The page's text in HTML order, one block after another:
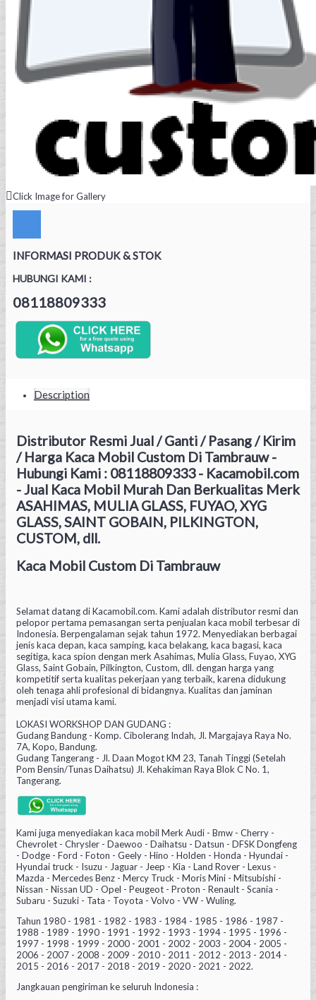
Click Image for Gallery
INFORMASI PRODUK & STOK
HUBUNGI KAMI :
08118809333
Description
Distributor Resmi Jual / Ganti / Pasang / Kirim
/ Harga Kaca Mobil Custom Di Tambrauw -
Hubungi Kami : 08118809333 - Kacamobil.com
- Jual Kaca Mobil Murah Dan Berkualitas Merk
ASAHIMAS, MULIA GLASS, FUYAO, XYG
GLASS, SAINT GOBAIN, PILKINGTON,
CUSTOM, dll.
Kaca Mobil Custom Di Tambrauw
Selamat datang di Kacamobil.com. Kami adalah distributor resmi dan
pelopor pertama pemasangan serta penjualan kaca mobil terbesar di
Indonesia. Berpengalaman sejak tahun 1972. Menyediakan berbagai
jenis kaca depan, kaca samping, kaca belakang, kaca bagasi, kaca
segitiga, kaca spion dengan merk Asahimas, Mulia Glass, Fuyao, XYG
Glass, Saint Gobain, Pilkington, Custom, dll. dengan harga yang
kompetitif serta kualitas pekerjaan yang terbaik, karena didukung
oleh tenaga ahli profesional di bidangnya. Kualitas dan jaminan
menjadi visi utama kami.
LOKASI WORKSHOP DAN GUDANG :
Gudang Bandung - Komp. Cibolerang Indah, Jl. Margajaya Raya No.
7A, Kopo, Bandung.
Gudang Tangerang - Jl. Daan Mogot KM 23, Tanah Tinggi (Setelah
Pom Bensin/Tunas Daihatsu) Jl. Kehakiman Raya Blok C No. 1,
Tangerang.
Kami juga menyediakan kaca mobil Merk Audi - Bmw - Cherry -
Chevrolet - Chrysler - Daewoo - Daihatsu - Datsun - DFSK Dongfeng
- Dodge - Ford - Foton - Geely - Hino - Holden - Honda - Hyundai -
Hyundai truck - Isuzu - Jaguar - Jeep - Kia - Land Rover - Lexus -
Mazda - Mercedes Benz - Mercy Truck - Moris Mini - Mitsubishi -
Nissan - Nissan UD - Opel - Peugeot - Proton - Renault - Scania -
Subaru - Suzuki - Tata - Toyota - Volvo - VW - Wuling.
Tahun 1980 - 1981 - 1982 - 1983 - 1984 - 1985 - 1986 - 1987 -
1988 - 1989 - 1990 - 1991 - 1992 - 1993 - 1994 - 1995 - 1996 -
1997 - 1998 - 1999 - 2000 - 2001 - 2002 - 2003 - 2004 - 2005 -
2006 - 2007 - 2008 - 2009 - 2010 - 2011 - 2012 - 2013 - 2014 -
2015 - 2016 - 2017 - 2018 - 2019 - 2020 - 2021 - 2022.
Jangkauan pengiriman ke seluruh Indonesia :